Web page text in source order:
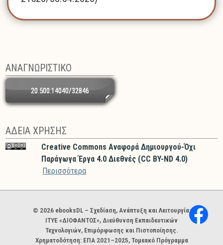
ΑΝΑΓΝΩΡΙΣΤΙΚΟ
20.500.14040/32846
ΑΔΕΙΑ ΧΡΗΣΗΣ
Creative Commons Αναφορά Δημιουργού-Όχι
Παράγωγα Έργα 4.0 Διεθνές (CC BY-ND 4.0)
Περισσότερα
Χορηγοί και φορείς
© 2026 ebooksDL – Σχεδίαση, Ανάπτυξη και Λειτουργία:
ΙΤΥΕ «ΔΙΟΦΑΝΤΟΣ», Διεύθυνση Εκπαιδευτικών
Τεχνολογιών, Επιμόρφωσης και Πιστοποίησης.
Χρηματοδότηση: ΕΠΑ 2021–2025, Τομεακό Πρόγραμμα